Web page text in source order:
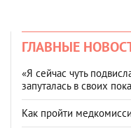
ГЛАВНЫЕ
«Я сейчас чуть
запуталась в своих
Как пройти